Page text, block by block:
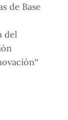
de Base
del